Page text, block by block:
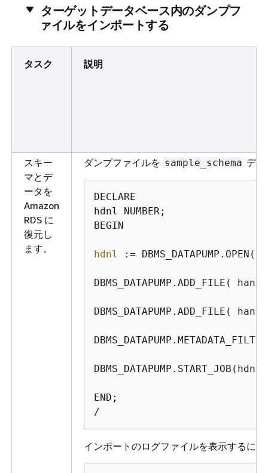
ターゲットデータベース内のダンプフ
ァイルをインポートする
タスク 説明
スキー
マとデ
ータを
Amazon
RDS に
復元し
ます。
ダンプファイルを sample_schema デ
DECLARE
hdnl NUMBER;
BEGIN
hdnl := DBMS_DATAPUMP.OPEN(
DBMS_DATAPUMP.ADD_FILE(
DBMS_DATAPUMP.ADD_FILE(
END;
/
インポートのログファイルを表示するに